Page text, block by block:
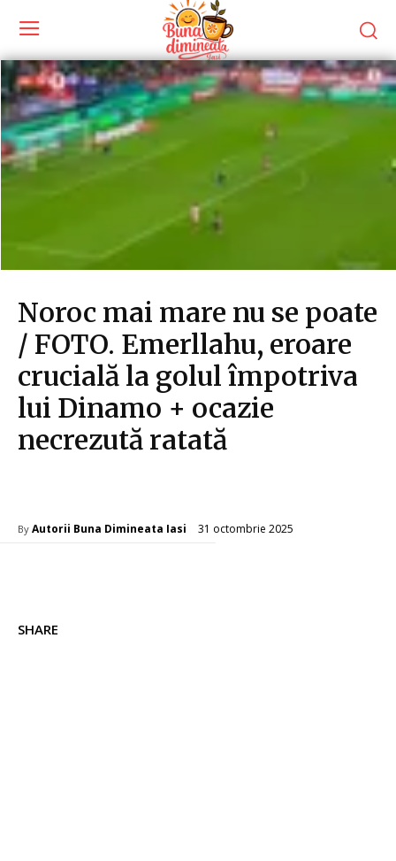
Noroc mai mare nu se poate
/ FOTO. Emerllahu, eroare
crucială la golul împotriva
lui Dinamo + ocazie
necrezută ratată
By Autorii Buna Dimineata Iasi 31 octombrie 2025
SHARE